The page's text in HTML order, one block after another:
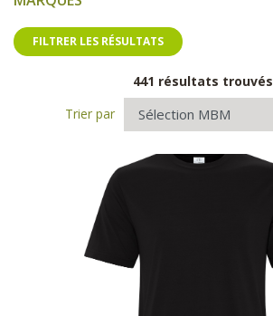
FILTRER LES RÉSULTATS
441 résultats trouvés
Trier par